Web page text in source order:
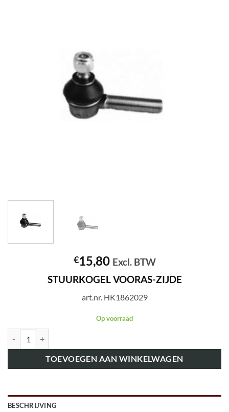
€15,80 Excl. BTW
STUURKOGEL VOORAS-ZIJDE
art.nr. HK1862029
Op voorraad
TOEVOEGEN AAN WINKELWAGEN
BESCHRIJVING